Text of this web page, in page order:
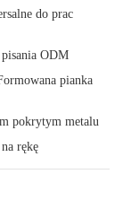
do prac
pisania ODM
pianka
pokrytym metalu
rękę